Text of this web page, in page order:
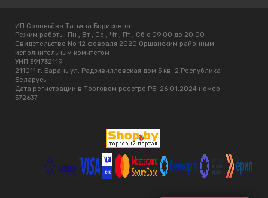
ИП Соловьёва Татьяна Борисовна
Режим работы: Пн , Вт , Ср , Чт , Пт , Сб c 09:00 до 20:00
Свидетельство No 12 февраля 2020 Оршанским районным
исполнительным комитетом
УНП 391732119
211011 г. Барань ул. Радзивилловская дом 5 кв. 2 Республика
Беларусь
Дата регистрации в Торговом реестре РБ: 26.01.2024 номер
572637